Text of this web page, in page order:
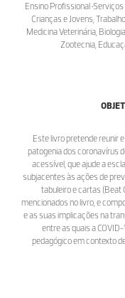
Ensino Profissional
Crianças e Jovens;
Medicina Veterinária,
Zootecnia,
Este livro pretende reunir
patogenia dos coronavírus
acessível, que ajude a
subjacentes às ações de
tabuleiro e cartas (Beat
mencionados no livro, e
e as suas implicações na
entre as quais a
pedagógico em contexto